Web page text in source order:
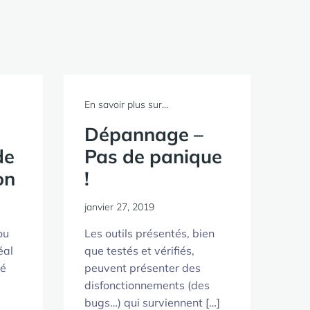
En savoir plus sur...
Dépannage –
Pas de panique
!
janvier 27, 2019
Les outils présentés, bien
que testés et vérifiés,
peuvent présenter des
disfonctionnements (des
bugs…) qui surviennent […]